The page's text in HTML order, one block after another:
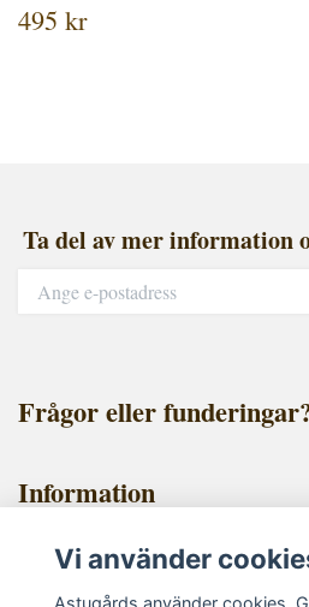
495 kr
Ta del av mer information
Frågor eller
Information
Sociala medier
Vi använder
Astugårds använder cookies.